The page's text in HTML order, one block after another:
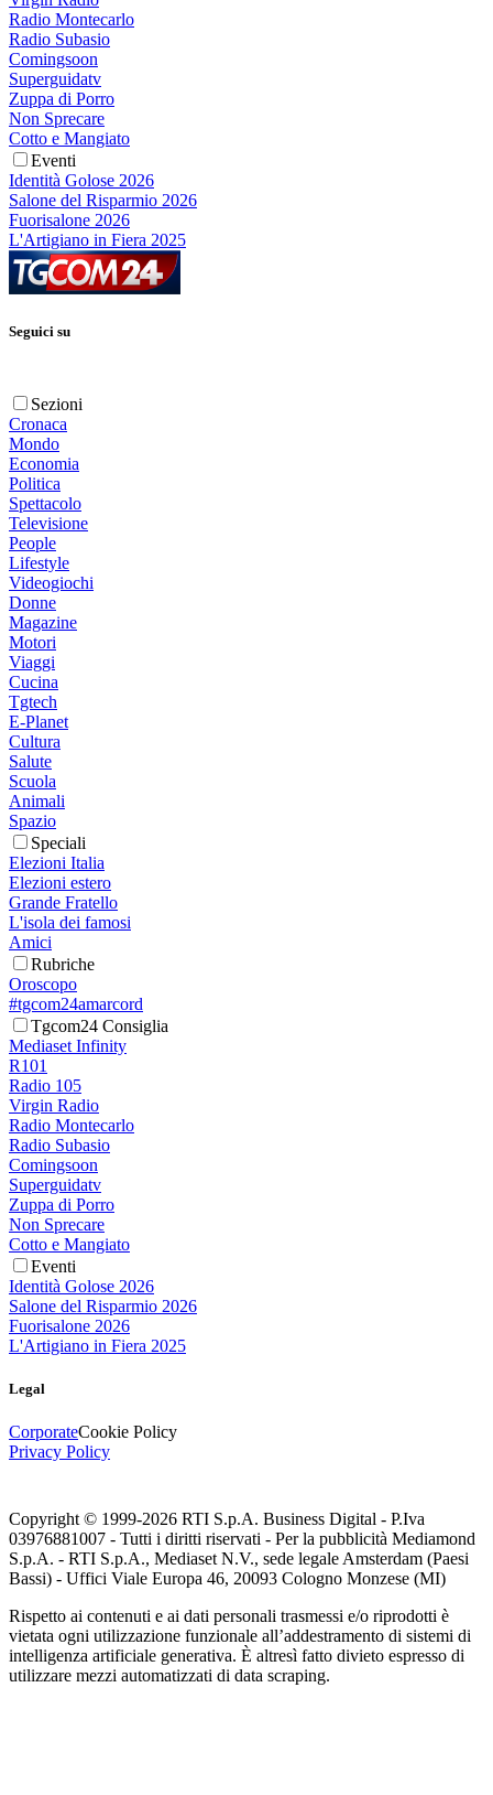
Radio Montecarlo
Radio Subasio
Comingsoon
Superguidatv
Zuppa di Porro
Non Sprecare
Cotto e Mangiato
Eventi
Identità Golose 2026
Salone del Risparmio 2026
Fuorisalone 2026
L'Artigiano in Fiera 2025
Seguici su
Sezioni
Cronaca
Mondo
Economia
Politica
Spettacolo
Televisione
People
Lifestyle
Videogiochi
Donne
Magazine
Motori
Viaggi
Cucina
Tgtech
E-Planet
Cultura
Salute
Scuola
Animali
Spazio
Speciali
Elezioni Italia
Elezioni estero
Grande Fratello
L'isola dei famosi
Amici
Rubriche
Oroscopo
#tgcom24amarcord
Tgcom24 Consiglia
Mediaset Infinity
R101
Radio 105
Virgin Radio
Radio Montecarlo
Radio Subasio
Comingsoon
Superguidatv
Zuppa di Porro
Non Sprecare
Cotto e Mangiato
Eventi
Identità Golose 2026
Salone del Risparmio 2026
Fuorisalone 2026
L'Artigiano in Fiera 2025
Legal
CorporateCookie Policy
Privacy Policy
Copyright © 1999-2026 RTI S.p.A. Business Digital - P.Iva
03976881007 - Tutti i diritti riservati - Per la pubblicità Mediamond
S.p.A. - RTI S.p.A., Mediaset N.V., sede legale Amsterdam (Paesi
Bassi) - Uffici Viale Europa 46, 20093 Cologno Monzese (MI)
Rispetto ai contenuti e ai dati personali trasmessi e/o riprodotti è
vietata ogni utilizzazione funzionale all’addestramento di sistemi di
intelligenza artificiale generativa. È altresì fatto divieto espresso di
utilizzare mezzi automatizzati di data scraping.